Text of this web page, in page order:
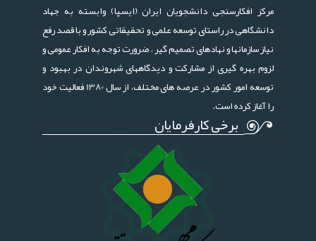
مرکز افکارسنجی دانشجویان ایران (ایسپا) وابسته به جهاد
دانشگاهی در راستای توسعه علمی و تحقیقاتی کشور و با قصد رفع
نیاز سازمانها و نهادهای تصمیم گیر ، ضرورت توجه به افکار عمومی و
لزوم بهره گیری از مشارکت و دیدگاههای شهروندان در بهبود و
توسعه امور کشور در عرصه های مختلف، از سال 1380 فعالیت خود
را آغاز کرده است.
برخی کارفرمایان